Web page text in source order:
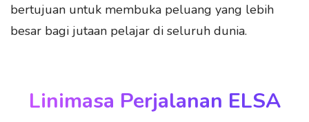
bertujuan untuk membuka peluang yang lebih
besar bagi jutaan pelajar di seluruh dunia.
Linimasa Perjalanan ELSA